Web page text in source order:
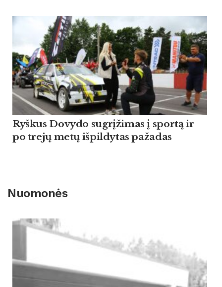
Ryškus Dovydo sugrįžimas į sportą ir
po trejų metų išpildytas pažadas
Nuomonės